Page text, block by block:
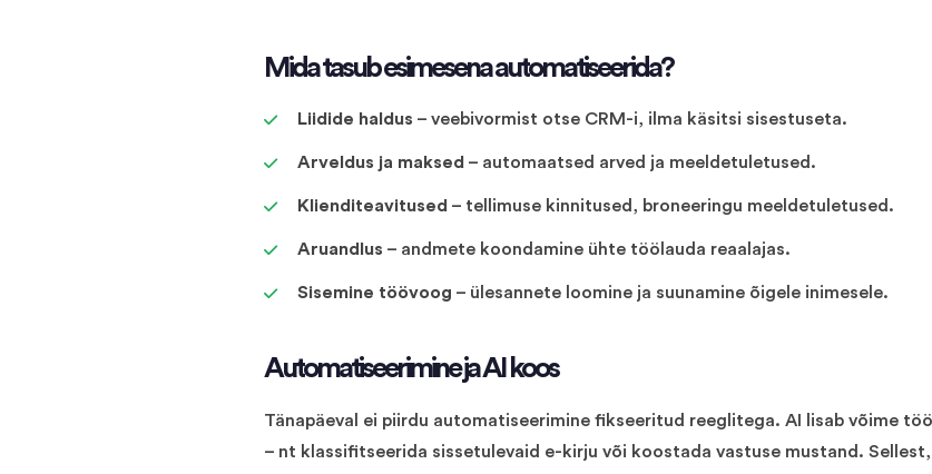
Mida tasub esimesena automatiseerida?
Liidide haldus – veebivormist otse CRM-i, ilma käsitsi sisestuseta.
Arveldus ja maksed – automaatsed arved ja meeldetuletused.
Klienditeavitused – tellimuse kinnitused, broneeringu meeldetuletused.
Aruandlus – andmete koondamine ühte töölauda reaalajas.
Sisemine töövoog – ülesannete loomine ja suunamine õigele inimesele.
Automatiseerimine ja AI koos
Tänapäeval ei piirdu automatiseerimine fikseeritud reeglitega. AI lisab võime
– nt klassifitseerida sissetulevaid e-kirju või koostada vastuse mustand.